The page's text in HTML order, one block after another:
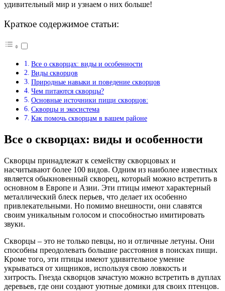
удивительный мир и узнаем о них больше!
Краткое содержимое статьи:
Все о скворцах: виды и особенности
Виды скворцов
Природные навыки и поведение скворцов
Чем питаются скворцы?
Основные источники пищи скворцов:
Скворцы и экосистема
Как помочь скворцам в вашем районе
Все о скворцах: виды и особенности
Скворцы принадлежат к семейству скворцовых и
насчитывают более 100 видов. Одним из наиболее известных
является обыкновенный скворец, который можно встретить в
основном в Европе и Азии. Эти птицы имеют характерный
металлический блеск перьев, что делает их особенно
привлекательными. Но помимо внешности, они славятся
своим уникальным голосом и способностью имитировать
звуки.
Скворцы – это не только певцы, но и отличные летуны. Они
способны преодолевать большие расстояния в поисках пищи.
Кроме того, эти птицы имеют удивительное умение
укрываться от хищников, используя свою ловкость и
хитрость. Гнезда скворцов зачастую можно встретить в дуплах
деревьев, где они создают уютные домики для своих птенцов.